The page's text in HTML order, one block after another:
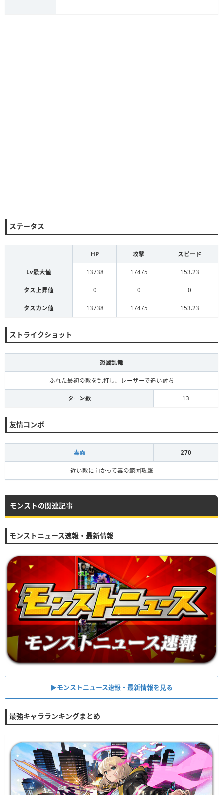
ステータス
HP 攻撃 スピード
Lv最大値 13738 17475 153.23
タス上昇値 0 0 0
タスカン値 13738 17475 153.23
ストライクショット
恐翼乱舞
ふれた最初の敵を乱打し、レーザーで追い討ち
ターン数 13
友情コンボ
毒霧 270
近い敵に向かって毒の範囲攻撃
モンストの関連記事
モンストニュース速報・最新情報
▶︎モンストニュース速報・最新情報を見る
最強キャラランキングまとめ